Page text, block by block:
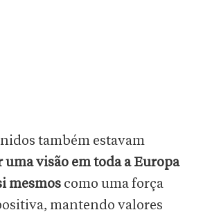
também estavam
uma visão em toda a Europa
mesmos como uma força
mantendo valores